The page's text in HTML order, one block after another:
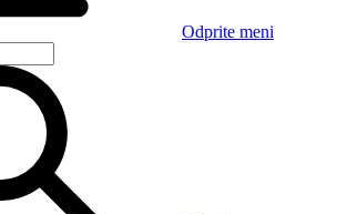
Odprite meni